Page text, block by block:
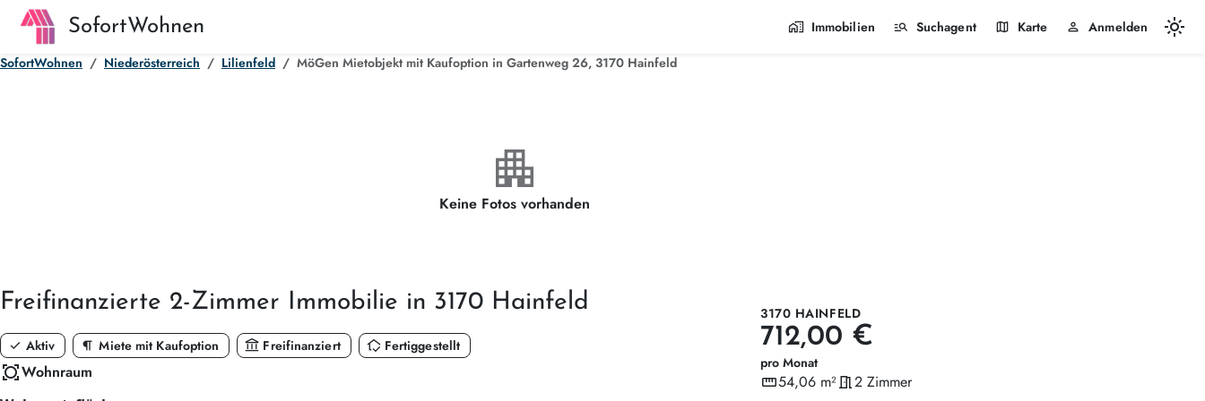
SofortWohnen home_work Immobilien manage_search Suchagent map Karte person Anmelden light_mode
SofortWohnen Niederösterreich Lilienfeld MöGen Mietobjekt mit Kaufoption in Gartenweg 26, 3170 Hainfeld
apartment
Keine Fotos vorhanden
Freifinanzierte 2-Zimmer Immobilie in 3170 Hainfeld
check Aktiv format_paragraph Miete mit Kaufoption account_balance Freifinanziert in_home_mode Fertiggestellt
all_outWohnraum
3170 HAINFELD
712,00 €
pro Monat
straighten
Wohnfläche
54,06 m²meeting_room
Zimmer
2 Zimmer